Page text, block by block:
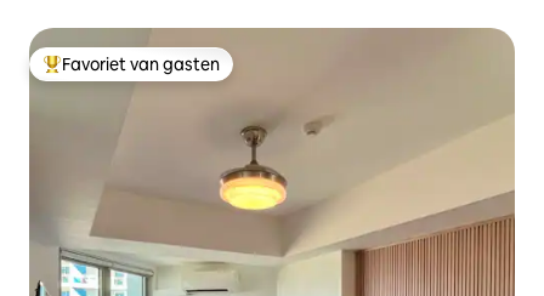
Topfavoriet van gasten
Favoriet van gasten